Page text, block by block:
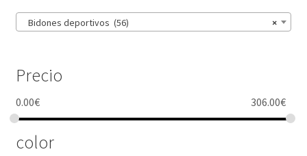
×
Bidones deportivos (56)
Precio
0.00€ 306.00€
color